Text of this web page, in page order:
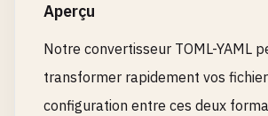
Aperçu
Notre convertisseur TOML-YAML
transformer rapidement vos
configuration entre ces deux